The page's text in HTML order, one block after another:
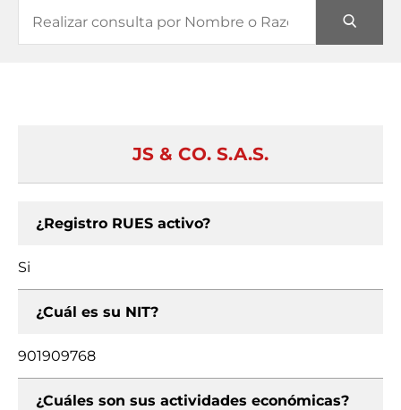
JS & CO. S.A.S.
¿Registro RUES activo?
Si
¿Cuál es su NIT?
901909768
¿Cuáles son sus actividades económicas?